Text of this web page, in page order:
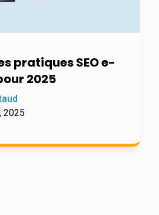
pratiques SEO e-
2025
2025